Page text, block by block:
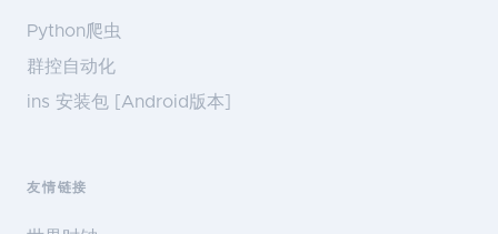
Python爬虫
群控自动化
ins 安装包 [Android版本]
友情链接